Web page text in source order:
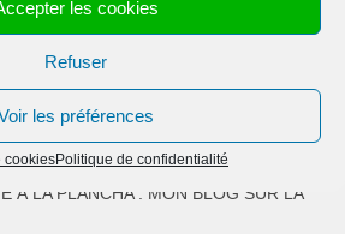
les cookies
Refuser
les préférences
cookiesPolitique de confidentialité
À LA PLANCHA : MON BLOG SUR LA